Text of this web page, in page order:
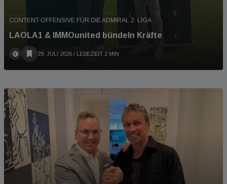
CONTENT-OFFENSIVE FÜR DIE ADMIRAL 2. LIGA
LAOLA1 & IMMOunited bündeln Kräfte
29. JULI 2026 / LESEZEIT 2 MIN